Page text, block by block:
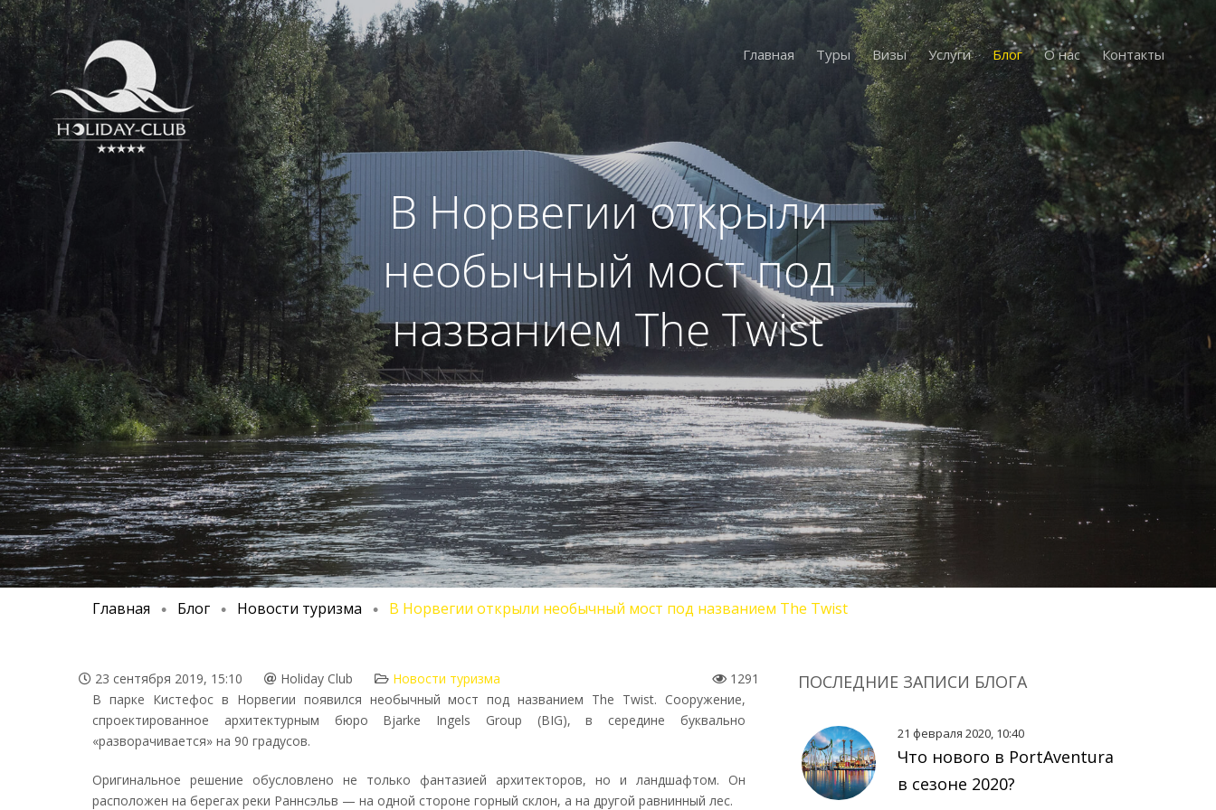
Главная Туры Визы Услуги Блог О нас Контакты
В Норвегии открыли
необычный мост под
названием The Twist
Главная • Блог • Новости туризма • В Норвегии открыли необычный мост под названием The Twist
23 сентября 2019, 15:10 Holiday Club Новости туризма
1291
В парке Кистефос в Норвегии появился необычный мост под названием The Twist. Сооружение,
спроектированное архитектурным бюро Bjarke Ingels Group (BIG), в середине буквально
«разворачивается» на 90 градусов.
Оригинальное решение обусловлено не только фантазией архитекторов, но и ландшафтом. Он
расположен на берегах реки Раннсэльв — на одной стороне горный склон, а на другой равнинный лес.
ПОСЛЕДНИЕ ЗАПИСИ БЛОГА
21 февраля 2020, 10:40
Что нового в PortAventura
в сезоне 2020?